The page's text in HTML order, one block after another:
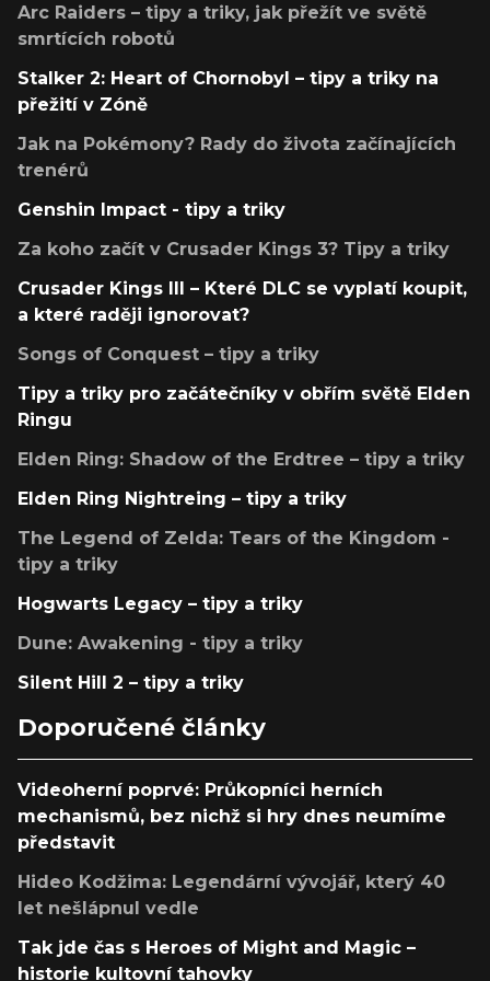
Arc Raiders – tipy a triky, jak přežít ve světě
smrtících robotů
Stalker 2: Heart of Chornobyl – tipy a triky na
přežití v Zóně
Jak na Pokémony? Rady do života začínajících
trenérů
Genshin Impact - tipy a triky
Za koho začít v Crusader Kings 3? Tipy a triky
Crusader Kings III – Které DLC se vyplatí koupit,
a které raději ignorovat?
Songs of Conquest – tipy a triky
Tipy a triky pro začátečníky v obřím světě Elden
Ringu
Elden Ring: Shadow of the Erdtree – tipy a triky
Elden Ring Nightreing – tipy a triky
The Legend of Zelda: Tears of the Kingdom -
tipy a triky
Hogwarts Legacy – tipy a triky
Dune: Awakening - tipy a triky
Silent Hill 2 – tipy a triky
Doporučené články
Videoherní poprvé: Průkopníci herních
mechanismů, bez nichž si hry dnes neumíme
představit
Hideo Kodžima: Legendární vývojář, který 40
let nešlápnul vedle
Tak jde čas s Heroes of Might and Magic –
historie kultovní tahovky